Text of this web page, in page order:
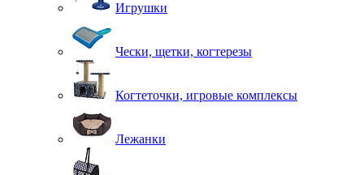
Игрушки
Чески, щетки, когтерезы
Когтеточки, игровые комплексы
Лежанки